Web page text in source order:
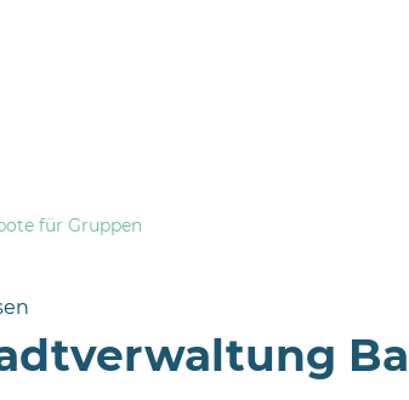
für Gruppen